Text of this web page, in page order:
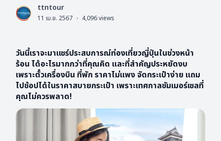
L
ttntour
11 เม.ย. 2567 · 4,096views
วันนี้เราจะมาแชร์ประสบการณ์ท่องเที่ยวญี่ปุ่นในช่วงหน้า
ร้อน ได้อะไรมากกว่าที่คุณคิด และที่สำคัญประหยัดงบ
เพราะตั๋วเครื่องบิน ที่พัก ราคาไม่แพง จัดกระเป๋าง่าย แถม
ไปช้อปได้ในราคาสบายกระเป๋า เพราะเทศกาลซัมเมอร์เซลที่
คุณไม่ควรพลาด!